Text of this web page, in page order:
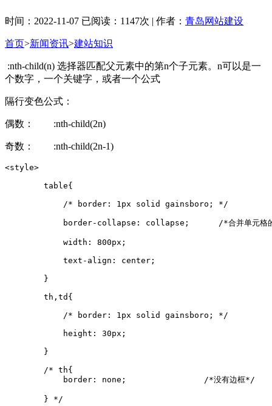
时间：2022-11-07 已阅读：1147次 | 作者： 青岛网站建设
首页>新闻资讯>建站知识
:nth-child(n) 选择器匹配父元素中的第n个子元素。n可以是一
个数字，一个关键字，或者一个公式
隔行变色公式：
偶数： :nth-child(2n)
奇数： :nth-child(2n-1)
<style>
table{
/* border: 1px solid gainsboro; */
border-collapse: collapse;      /*合并单元格的
width: 800px;
text-align: center;
}
th,td{
/* border: 1px solid gainsboro; */
height: 30px;
}
/* th{
border: none;                /*没有边框*/
} */